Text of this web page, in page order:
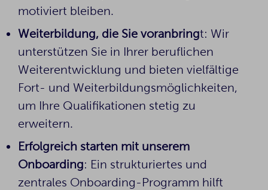
motiviert bleiben.
Weiterbildung, die Sie voranbringt: Wir
unterstützen Sie in Ihrer beruflichen
Weiterentwicklung und bieten vielfältige
Fort- und Weiterbildungsmöglichkeiten,
um Ihre Qualifikationen stetig zu
erweitern.
Erfolgreich starten mit unserem
Onboarding: Ein strukturiertes und
zentrales Onboarding-Programm hilft